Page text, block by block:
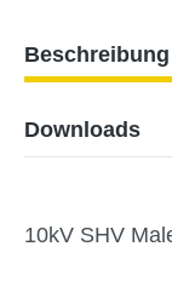
Beschreibung
Downloads
10kV SHV